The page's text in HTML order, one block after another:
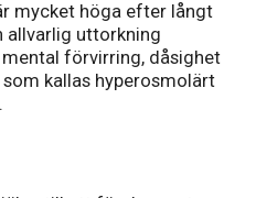
mycket höga efter långt
allvarlig uttorkning
förvirring, dåsighet
kallas hyperosmolärt